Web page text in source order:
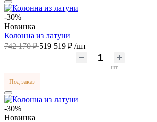
-30%
Новинка
Колонна из латуни
742 170 ₽519 519 ₽ /шт
шт
Под заказ
-30%
Новинка